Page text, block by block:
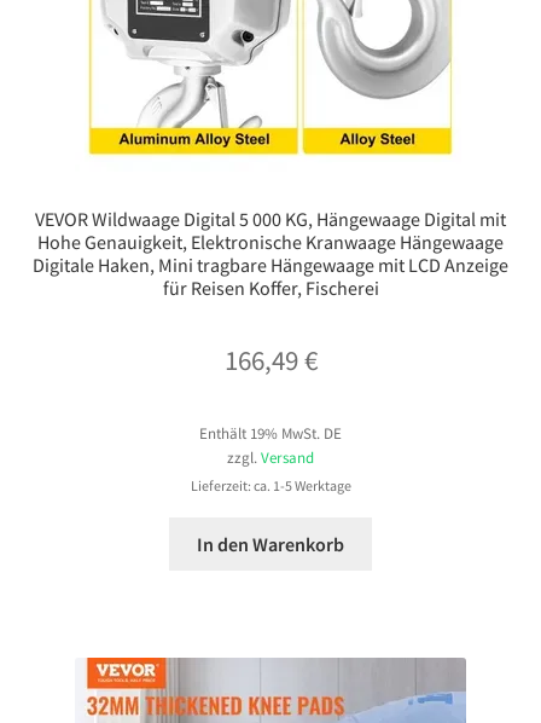
VEVOR Wildwaage Digital 5 000 KG, Hängewaage Digital mit
Hohe Genauigkeit, Elektronische Kranwaage Hängewaage
Digitale Haken, Mini tragbare Hängewaage mit LCD Anzeige
für Reisen Koffer, Fischerei
166,49€
Enthält 19% MwSt. DE
zzgl. Versand
Lieferzeit: ca. 1-5 Werktage
In den Warenkorb